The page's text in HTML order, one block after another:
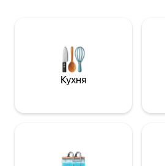
Руайян (1,5 год), парку розваг
Futuroscope (1,5 год) З нетерпінням
чекаю на Вашу зустріч.
Кухня